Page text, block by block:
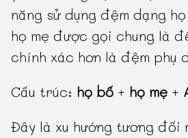
năng sử dụng đệm dạng
họ mẹ được gọi chung là
chính xác hơn là đệm phụ
Cấu trúc: họ bố + họ mẹ +
Đây là xu hướng tương đối